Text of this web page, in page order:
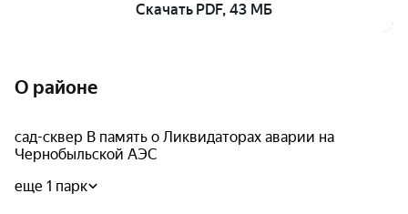
Скачать PDF, 43 МБ
О районе
сад-сквер В память о Ликвидаторах аварии на
Чернобыльской АЭС
еще 1 парк